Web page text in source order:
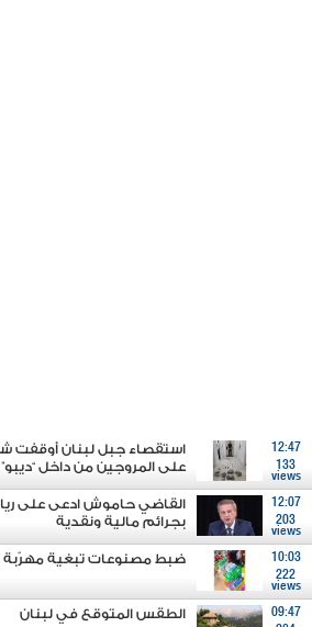
12:47
133
views
استقصاء جبل لبنان أوقفت
على المروجين من داخل “ديبو”
12:07
203
views
القاضي حاموش ادعى على
بجرائم مالية ونقدية
10:03
222
views
ضبط مصنوعات تبغية مهرّبة
09:47
الطقس المتوقع في لبنان